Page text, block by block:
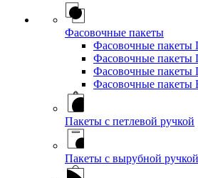
Фасовочные пакеты
Фасовочные
Фасовочные пакеты
Фасовочные пакеты
Фасовочные
Пакеты с петлевой ручкой
Пакеты с вырубной ручкой